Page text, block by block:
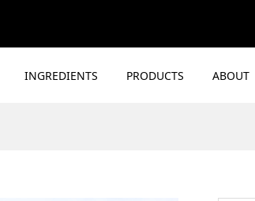
INGREDIENTS PRODUCTS ABOUT